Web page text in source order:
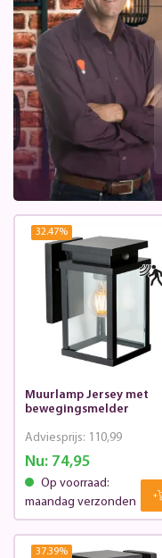
32.47%
Muurlamp Jersey met
bewegingsmelder
Nu:74,95
Adviesprijs: 110,99
Op voorraad:
maandag verzonden
37.39%